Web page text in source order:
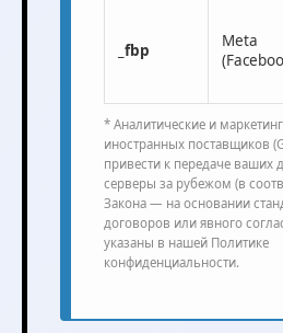
_fbp
Meta
* Аналитические и
иностранных поставщиков
привести к передаче ваших
серверы за рубежом (в
Закона — на основании
договоров или явного
указаны в нашей Политике
конфиденциальности.